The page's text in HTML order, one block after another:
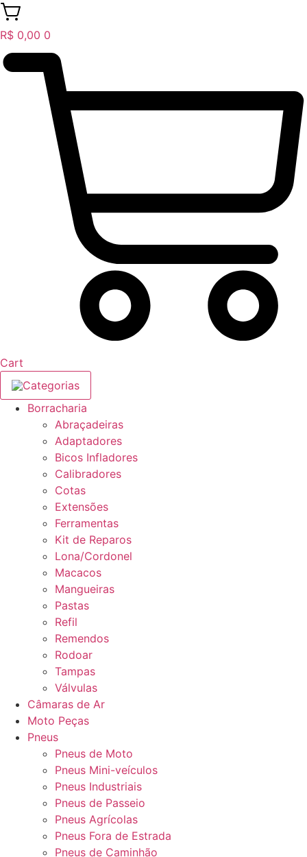
R$ 0,00 0
Cart
Categorias
Borracharia
Abraçadeiras
Adaptadores
Bicos Infladores
Calibradores
Cotas
Extensões
Ferramentas
Kit de Reparos
Lona/Cordonel
Macacos
Mangueiras
Pastas
Refil
Remendos
Rodoar
Tampas
Válvulas
Câmaras de Ar
Moto Peças
Pneus
Pneus de Moto
Pneus Mini-veículos
Pneus Industriais
Pneus de Passeio
Pneus Agrícolas
Pneus Fora de Estrada
Pneus de Caminhão